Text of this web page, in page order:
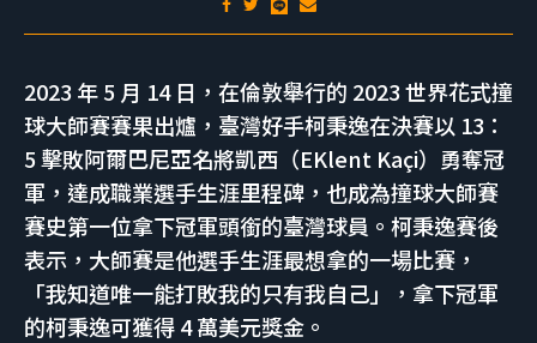
2023 年 5 月 14 日，在倫敦舉行的 2023 世界花式撞
球大師賽賽果出爐，臺灣好手柯秉逸在決賽以 13：
5 擊敗阿爾巴尼亞名將凱西（EKlent Kaçi）勇奪冠
軍，達成職業選手生涯里程碑，也成為撞球大師賽
賽史第一位拿下冠軍頭銜的臺灣球員。柯秉逸賽後
表示，大師賽是他選手生涯最想拿的一場比賽，
「我知道唯一能打敗我的只有我自己」，拿下冠軍
的柯秉逸可獲得 4 萬美元獎金。